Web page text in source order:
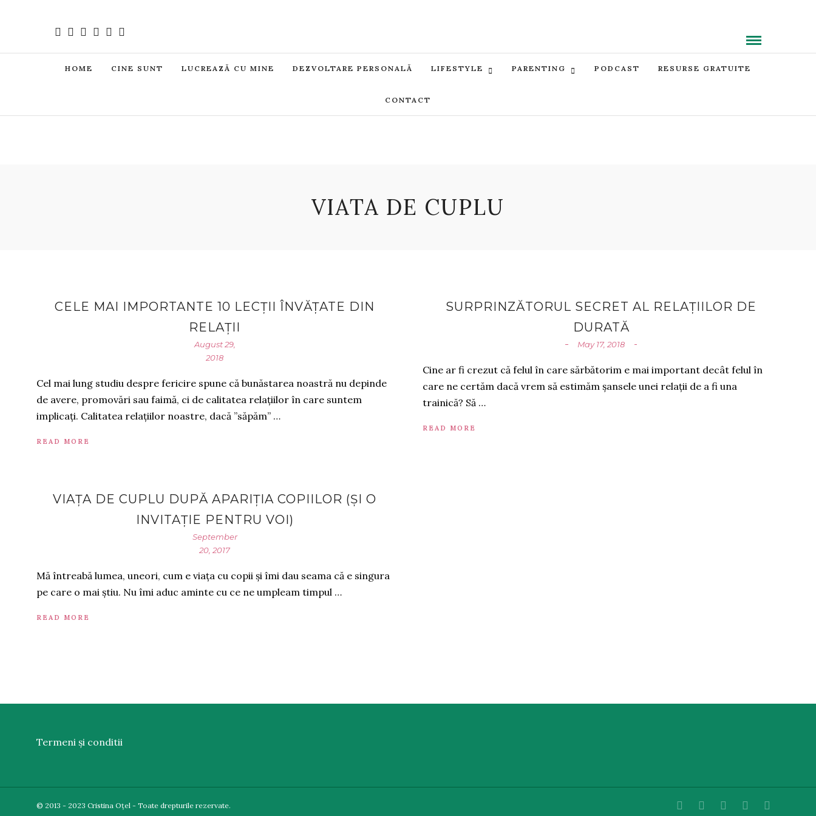
HOME CINE SUNT LUCREAZĂ CU MINE DEZVOLTARE PERSONALĂ LIFESTYLE PARENTING PODCAST RESURSE GRATUITE
CONTACT
VIATA DE CUPLU
CELE MAI IMPORTANTE 10 LECȚII ÎNVĂȚATE DIN
RELAȚII
August 29,
2018
Cel mai lung studiu despre fericire spune că bunăstarea noastră nu depinde
de avere, promovări sau faimă, ci de calitatea relațiilor în care suntem
implicați. Calitatea relațiilor noastre, dacă ”săpăm” …
READ MORE
SURPRINZĂTORUL SECRET AL RELAȚIILOR DE
DURATĂ
May 17, 2018
Cine ar fi crezut că felul în care sărbătorim e mai important decât felul în
care ne certăm dacă vrem să estimăm șansele unei relații de a fi una
trainică? Să …
READ MORE
VIAȚA DE CUPLU DUPĂ APARIȚIA COPIILOR (ȘI O
INVITAȚIE PENTRU VOI)
September
20, 2017
Mă întreabă lumea, uneori, cum e viața cu copii și îmi dau seama că e singura
pe care o mai știu. Nu îmi aduc aminte cu ce ne umpleam timpul …
READ MORE
Termeni și conditii
© 2013 - 2023 Cristina Oțel - Toate drepturile rezervate.